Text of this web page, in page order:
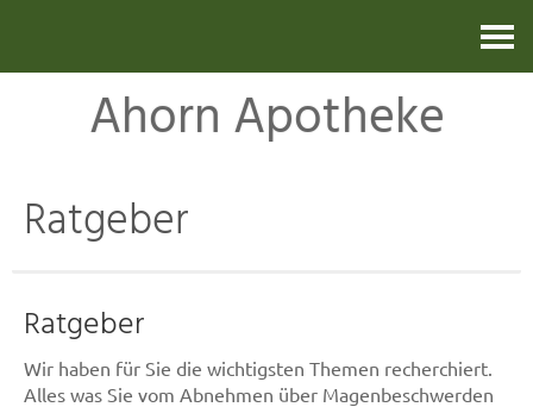
Ahorn Apotheke
Ratgeber
Ratgeber
Wir haben für Sie die wichtigsten Themen recherchiert.
Alles was Sie vom Abnehmen über Magenbeschwerden